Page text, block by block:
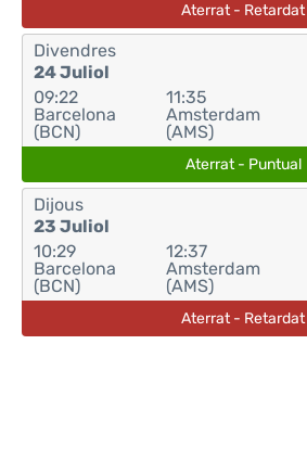
Aterrat - Retardat
Divendres
24 Juliol
09:22
Barcelona
(BCN)
11:35
Amsterdam
(AMS)
Aterrat - Puntual
Dijous
23 Juliol
10:29
Barcelona
(BCN)
12:37
Amsterdam
(AMS)
Aterrat - Retardat